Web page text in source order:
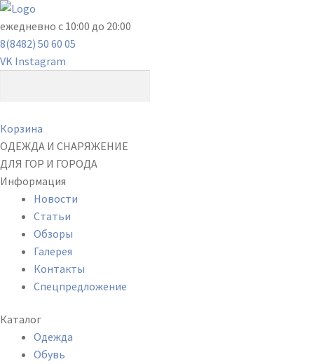
ежедневно с 10:00 до 20:00
8(8482) 50 60 05
VK Instagram
Корзина
ОДЕЖДА И СНАРЯЖЕНИЕ
ДЛЯ ГОР И ГОРОДА
Информация
Новости
Статьи
Обзоры
Галерея
Контакты
Спецпредложение
Каталог
Одежда
Обувь